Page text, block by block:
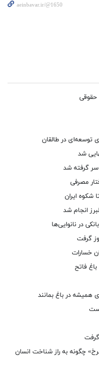
aeinbavar.ir/@1650
حقوقی
توسعه‌ای در طالقان
شد
سر گرفته شد
مصرفی
شکوه ایران
در نانوایی‌ها
خسارات
فاتح
همیشه در باغ بمانند
گرفت
چگونه به راز شناخت انسان